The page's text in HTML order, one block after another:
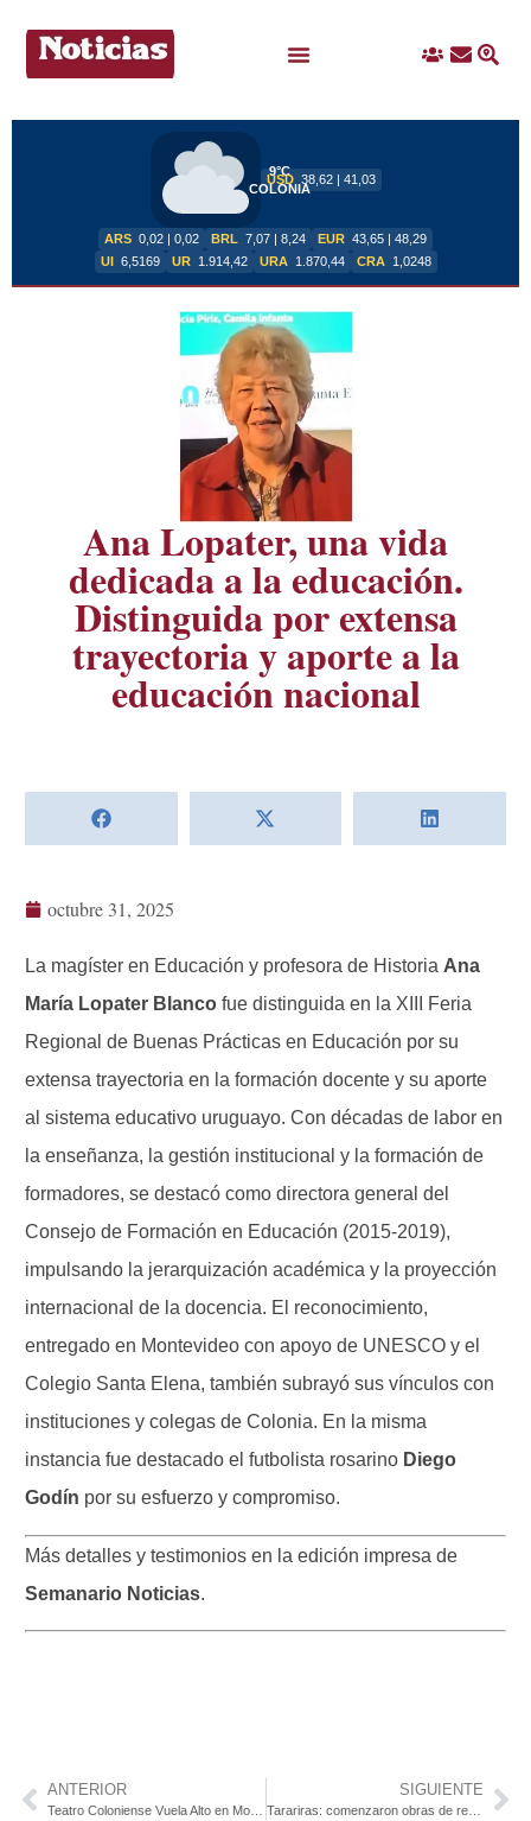
IngresoContacto
9°C
COLONIA
USD 38,62 | 41,03
ARS 0,02 | 0,02 BRL 7,07 | 8,24 EUR 43,65 | 48,29
UI 6,5169 UR 1.914,42 URA 1.870,44 CRA 1,0248
Ana Lopater, una vida
dedicada a la educación.
Distinguida por extensa
trayectoria y aporte a la
educación nacional
octubre 31, 2025
La magíster en Educación y profesora de Historia Ana
María Lopater Blanco fue distinguida en la XIII Feria
Regional de Buenas Prácticas en Educación por su
extensa trayectoria en la formación docente y su aporte
al sistema educativo uruguayo. Con décadas de labor en
la enseñanza, la gestión institucional y la formación de
formadores, se destacó como directora general del
Consejo de Formación en Educación (2015-2019),
impulsando la jerarquización académica y la proyección
internacional de la docencia. El reconocimiento,
entregado en Montevideo con apoyo de UNESCO y el
Colegio Santa Elena, también subrayó sus vínculos con
instituciones y colegas de Colonia. En la misma
instancia fue destacado el futbolista rosarino Diego
Godín por su esfuerzo y compromiso.
Más detalles y testimonios en la edición impresa de
Semanario Noticias.
ANTERIOR SIGUIENTE
Tarariras: comenzaron obras de reconformación de calles